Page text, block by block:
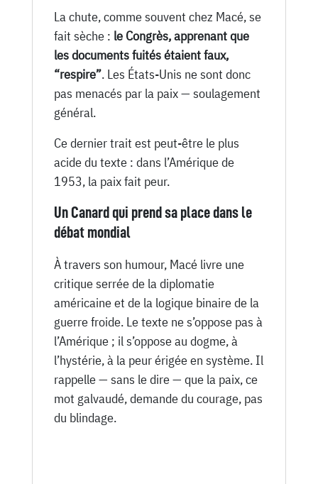
La chute, comme souvent chez Macé, se
fait sèche : le Congrès, apprenant que
les documents fuités étaient faux,
“respire”. Les États-Unis ne sont donc
pas menacés par la paix — soulagement
général.
Ce dernier trait est peut-être le plus
acide du texte : dans l’Amérique de
1953, la paix fait peur.
Un Canard qui prend sa place dans le
débat mondial
À travers son humour, Macé livre une
critique serrée de la diplomatie
américaine et de la logique binaire de la
guerre froide. Le texte ne s’oppose pas à
l’Amérique ; il s’oppose au dogme, à
l’hystérie, à la peur érigée en système. Il
rappelle — sans le dire — que la paix, ce
mot galvaudé, demande du courage, pas
du blindage.